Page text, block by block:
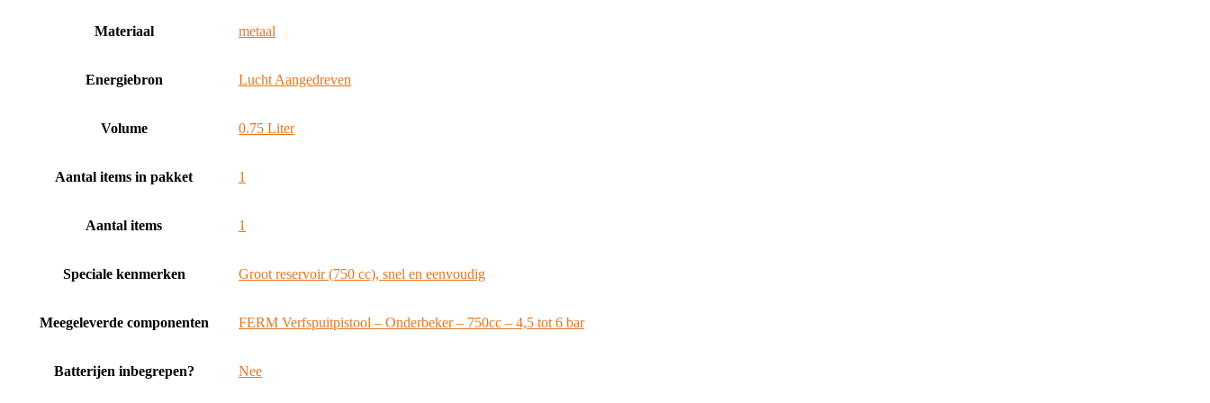
Materiaal ‎metaal
Energiebron ‎Lucht Aangedreven
Volume ‎0.75 Liter
Aantal items in pakket ‎1
Aantal items ‎1
Speciale kenmerken ‎Groot reservoir (750 cc), snel en eenvoudig
Meegeleverde componenten ‎FERM Verfspuitpistool – Onderbeker – 750cc – 4,5 tot 6 bar
Batterijen inbegrepen? ‎Nee